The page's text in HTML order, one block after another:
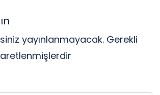
yayınlanmayacak. Gerekli